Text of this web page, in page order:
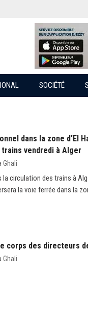
SOCIÉTÉ
dans la zone d'El
vendredi à Alger
Ghali
la circulation des trains à
la voie ferrée dans la
corps des directeurs
Ghali